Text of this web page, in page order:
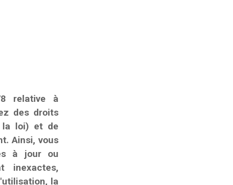
relative à
des droits
la loi) et de
Ainsi, vous
à jour ou
inexactes,
la